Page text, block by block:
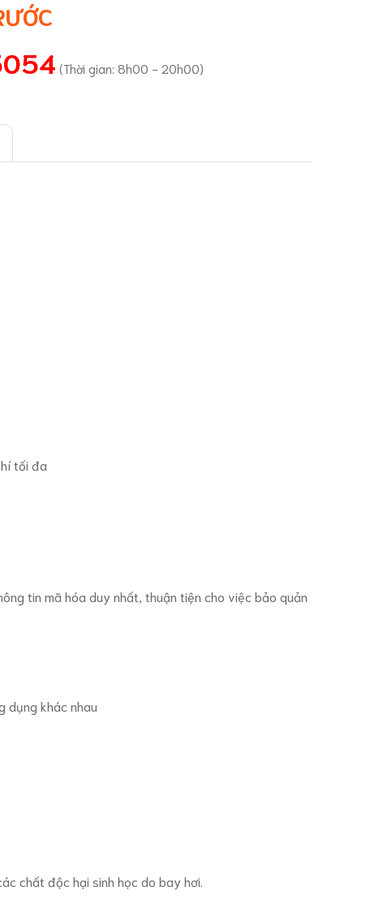
(Thời gian: 8h00 - 20h00)
tối đa
tin mã hóa duy nhất, thuận tiện cho việc bảo quản
dụng khác nhau
chất độc hại sinh học do bay hơi.